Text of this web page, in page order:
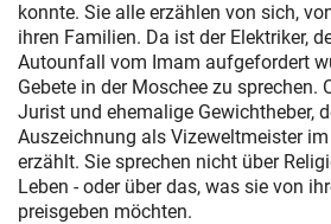
konnte. Sie alle erzählen von sich,
ihren Familien. Da ist der Elektriker,
Autounfall vom Imam aufgefordert
Gebete in der Moschee zu sprechen.
Jurist und ehemalige Gewichtheber,
Auszeichnung als Vizeweltmeister
erzählt. Sie sprechen nicht über
Leben - oder über das, was sie von
preisgeben möchten.